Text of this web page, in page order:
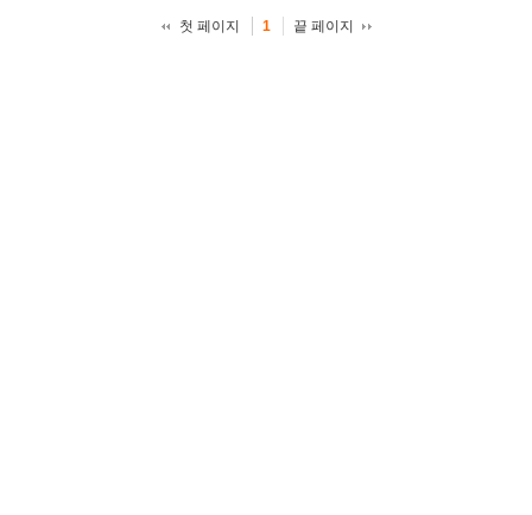
첫 페이지 1 끝 페이지